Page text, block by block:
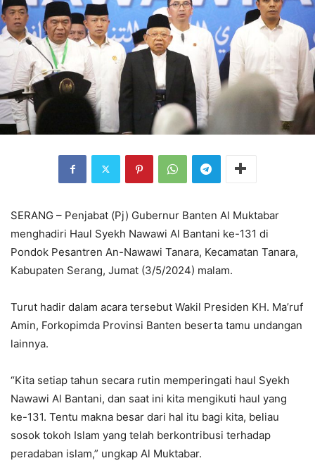
SERANG – Penjabat (Pj) Gubernur Banten Al Muktabar
menghadiri Haul Syekh Nawawi Al Bantani ke-131 di
Pondok Pesantren An-Nawawi Tanara, Kecamatan Tanara,
Kabupaten Serang, Jumat (3/5/2024) malam.
Turut hadir dalam acara tersebut Wakil Presiden KH. Ma’ruf
Amin, Forkopimda Provinsi Banten beserta tamu undangan
lainnya.
“Kita setiap tahun secara rutin memperingati haul Syekh
Nawawi Al Bantani, dan saat ini kita mengikuti haul yang
ke-131. Tentu makna besar dari hal itu bagi kita, beliau
sosok tokoh Islam yang telah berkontribusi terhadap
peradaban islam,” ungkap Al Muktabar.